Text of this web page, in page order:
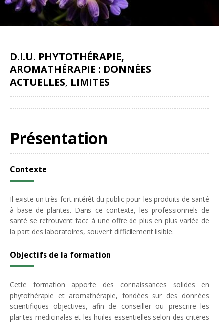
D.I.U. PHYTOTHÉRAPIE,
AROMATHÉRAPIE : DONNÉES
ACTUELLES, LIMITES
Présentation
Contexte
Il existe un très fort intérêt du public pour les produits de santé
à base de plantes. Dans ce contexte, les professionnels de
santé se retrouvent face à une offre de plus en plus variée de
la part des laboratoires, souvent difficilement lisible.
Objectifs de la formation
Cette formation apporte des connaissances solides en
phytothérapie et aromathérapie, fondées sur des données
scientifiques objectives, afin de conseiller ou prescrire les
plantes médicinales et les huiles essentielles selon des critères